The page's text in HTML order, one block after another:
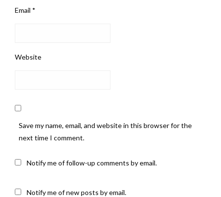
Email *
Website
Save my name, email, and website in this browser for the
next time I comment.
Notify me of follow-up comments by email.
Notify me of new posts by email.